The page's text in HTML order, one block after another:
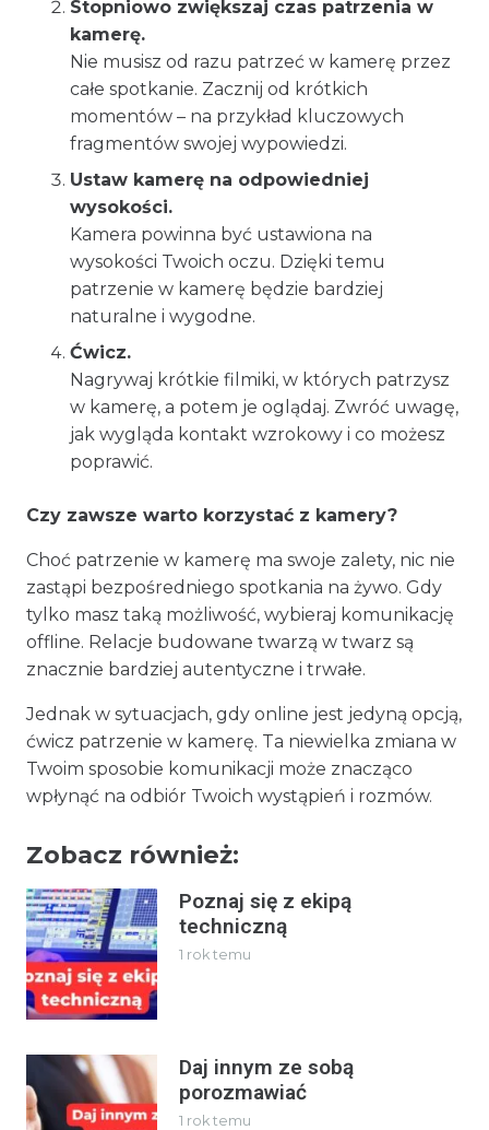
Stopniowo zwiększaj czas patrzenia w
kamerę.
Nie musisz od razu patrzeć w kamerę przez
całe spotkanie. Zacznij od krótkich
momentów – na przykład kluczowych
fragmentów swojej wypowiedzi.
Ustaw kamerę na odpowiedniej
wysokości.
Kamera powinna być ustawiona na
wysokości Twoich oczu. Dzięki temu
patrzenie w kamerę będzie bardziej
naturalne i wygodne.
Ćwicz.
Nagrywaj krótkie filmiki, w których patrzysz
w kamerę, a potem je oglądaj. Zwróć uwagę,
jak wygląda kontakt wzrokowy i co możesz
poprawić.
Czy zawsze warto korzystać z kamery?
Choć patrzenie w kamerę ma swoje zalety, nic nie
zastąpi bezpośredniego spotkania na żywo. Gdy
tylko masz taką możliwość, wybieraj komunikację
offline. Relacje budowane twarzą w twarz są
znacznie bardziej autentyczne i trwałe.
Jednak w sytuacjach, gdy online jest jedyną opcją,
ćwicz patrzenie w kamerę. Ta niewielka zmiana w
Twoim sposobie komunikacji może znacząco
wpłynąć na odbiór Twoich wystąpień i rozmów.
Zobacz również:
Poznaj się z ekipą
techniczną
1 rok temu
Daj innym ze sobą
porozmawiać
1 rok temu